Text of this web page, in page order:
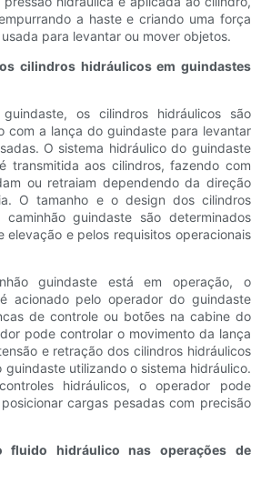
a haste e criando uma força
para levantar ou mover objetos.
cilindros hidráulicos em guindastes
os cilindros hidráulicos são
com a lança do guindaste para levantar
O sistema hidráulico do guindaste
transmitida aos cilindros, fazendo com
ou retraiam dependendo da direção
O tamanho e o design dos cilindros
guindaste são determinados
elevação e pelos requisitos operacionais
guindaste está em operação, o
acionado pelo operador do guindaste
de controle ou botões na cabine do
pode controlar o movimento da lança
e retração dos cilindros hidráulicos
guindaste utilizando o sistema hidráulico.
hidráulicos, o operador pode
cargas pesadas com precisão
fluido hidráulico nas operações de